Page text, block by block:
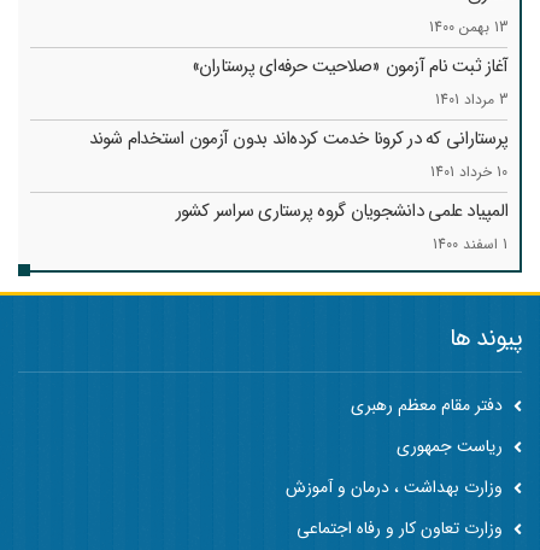
13 بهمن 1400
آغاز ثبت نام آزمون «صلاحیت حرفه‌ای پرستاران»
3 مرداد 1401
پرستارانی که در کرونا خدمت کرد‌ه‌اند بدون آزمون استخدام شوند
10 خرداد 1401
المپیاد علمی دانشجویان گروه پرستاری سراسر کشور
1 اسفند 1400
پیوند ها
دفتر مقام معظم رهبری
ریاست جمهوری
وزارت بهداشت ، درمان و آموزش
وزارت تعاون کار و رفاه اجتماعی